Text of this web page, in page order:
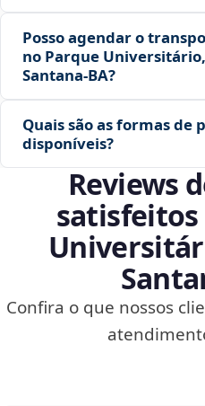
Posso agendar o
no Parque
Santana‑BA?
Quais são as formas de
disponíveis?
Reviews
satisfeitos
Confira o que nossos